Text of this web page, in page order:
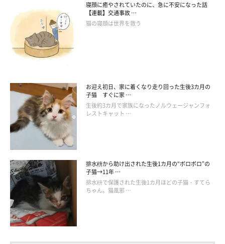
寝顔に癒やされていたのに、急に不安になった話
【連載】交通事故 …
猫の寝顔は世界を救う
お迎え初日、家に着くなり走り回った生後3カ月の
子猫 すぐに家 …
生後約3カ月で家族になったノルウェージャンフォ
レストキャット …
排水枡から助け出された生後1カ月の“ボロボロ”の
子猫→11年 …
排水枡で保護された生後1カ月ほどの子猫・すてら
ちゃん。猫風邪 …